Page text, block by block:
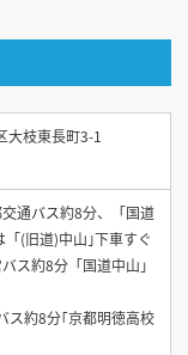
枝東長町3-1
通バス約8分、「国道
(旧道)中山｣下車すぐ
ス約8分「国道中山」
ス約8分｢京都明徳高校